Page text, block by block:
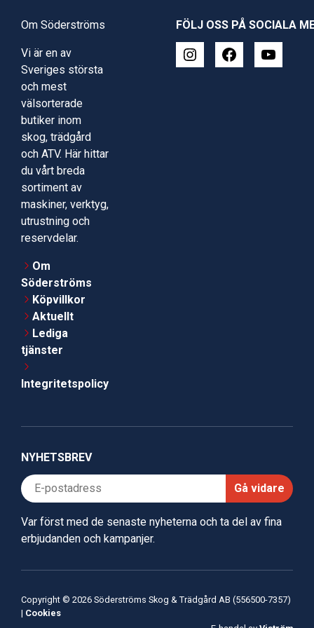
Om Söderströms
Vi är en av
Sveriges största
och mest
välsorterade
butiker inom
skog, trädgård
och ATV. Här hittar
du vårt breda
sortiment av
maskiner, verktyg,
utrustning och
reservdelar.
Om
Söderströms
Köpvillkor
Aktuellt
Lediga
tjänster
Integritetspolicy
FÖLJ OSS PÅ SOCIALA
NYHETSBREV
Gå vidare
Var först med de senaste nyheterna och ta del av fina
erbjudanden och kampanjer.
Copyright © 2026 Söderströms Skog & Trädgård AB (556500-7357)
| Cookies